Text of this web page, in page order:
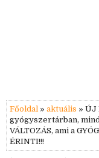
Főoldal » aktuális » ÚJ
gyógyszertárban,
VÁLTOZÁS, ami a
ÉRINTI!!!